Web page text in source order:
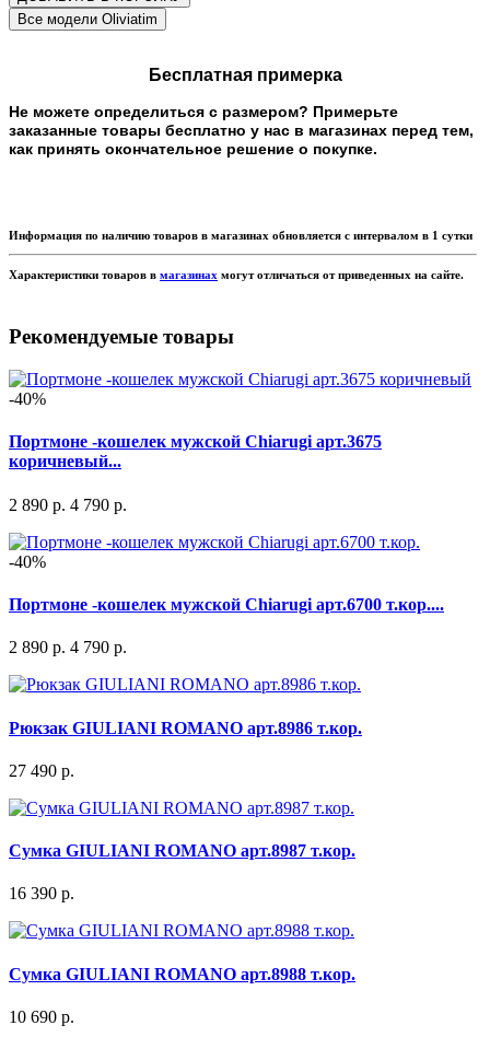
Бесплатная примерка
Не можете определиться с размером? Примерьте
заказанные товары бесплатно у нас в магазинах перед тем,
как принять окончательное решение о покупке.
Информация по наличию товаров в магазинах обновляется с интервалом в 1 сутки
Характеристики товаров в магазинах могут отличаться от приведенных на сайте.
Рекомендуемые товары
-40%
Портмоне -кошелек мужской Chiarugi арт.3675
коричневый...
2 890 р. 4 790 р.
-40%
Портмоне -кошелек мужской Chiarugi арт.6700 т.кор....
2 890 р. 4 790 р.
Рюкзак GIULIANI ROMANO арт.8986 т.кор.
27 490 р.
Сумка GIULIANI ROMANO арт.8987 т.кор.
16 390 р.
Сумка GIULIANI ROMANO арт.8988 т.кор.
10 690 р.